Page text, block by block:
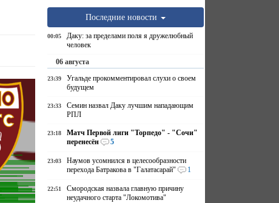
Последние новости
00:05
Даку: за пределами поля я дружелюбный
человек
06 августа
23:39
Угальде прокомментировал слухи о своем
будущем
23:33
Семин назвал Даку лучшим нападающим
РПЛ
23:18
Матч Первой лиги "Торпедо" - "Сочи"
перенесён
5
23:03
Наумов усомнился в целесообразности
перехода Батракова в "Галатасарай"
1
22:51
Смородская назвала главную причину
неудачного старта "Локомотива"